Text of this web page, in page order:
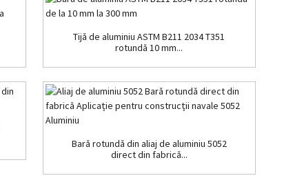
Tijă de aluminiu ASTM B211 2034 T351
rotundă 10 mm...
Bară rotundă din aliaj de aluminiu 5052
direct din fabrică...